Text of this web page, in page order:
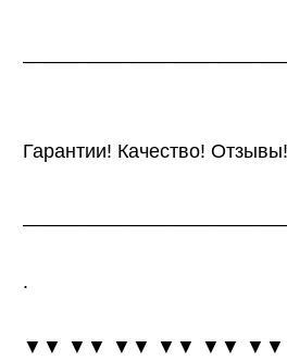
Гарантии! Качество! Отзывы!
.
▼▼ ▼▼ ▼▼ ▼▼ ▼▼